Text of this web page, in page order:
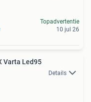
Topadvertentie
10 jul 26
Varta Led95
Details